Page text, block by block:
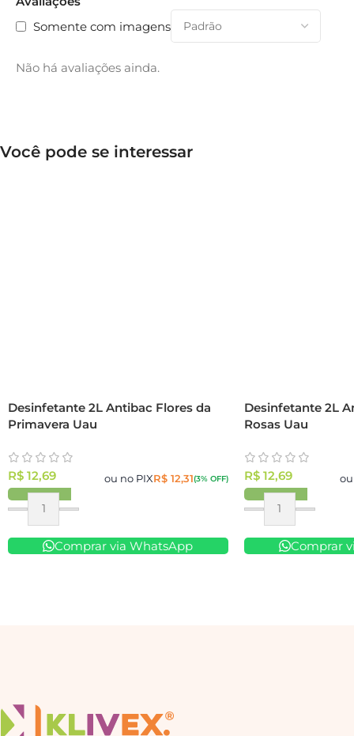
Somente com imagens
Não há avaliações ainda.
Você pode se interessar
Desinfetante 2L Antibac Flores da
Primavera Uau
R$ 12,69 ou no PIXR$12,31(3% OFF)
Comprar via WhatsApp
Desinfetante 2L
Rosas Uau
R$12,69
Comprar